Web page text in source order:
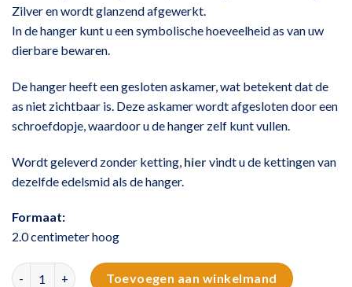
Zilver en wordt glanzend afgewerkt.
In de hanger kunt u een symbolische hoeveelheid as van uw
dierbare bewaren.
De hanger heeft een gesloten askamer, wat betekent dat de
as niet zichtbaar is. Deze askamer wordt afgesloten door een
schroefdopje, waardoor u de hanger zelf kunt vullen.
Wordt geleverd zonder ketting, hiervindt u de kettingen van
dezelfde edelsmid als de hanger.
Formaat:
2.0 centimeter hoog
Zilveren ashanger | traan aantalToevoegen aan winkelmand